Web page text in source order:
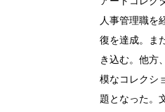
人事管理職を
復を達成。ま
き込む。他方
模なコレクシ
題となった。